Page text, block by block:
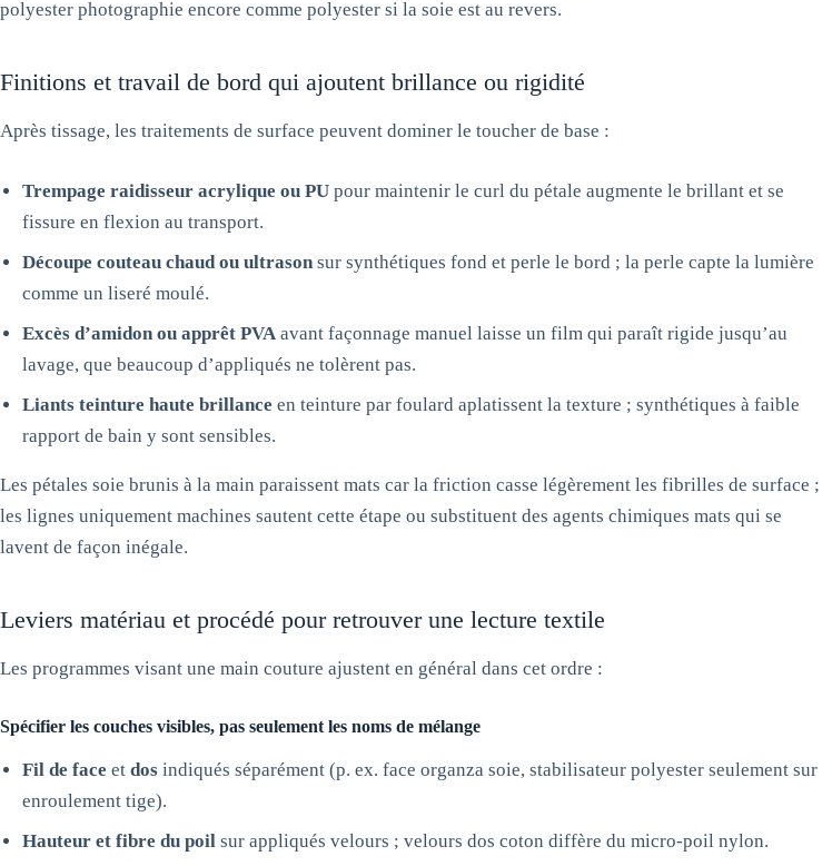
polyester photographie encore comme polyester si la soie est au revers.
Finitions et travail de bord qui ajoutent brillance ou rigidité
Après tissage, les traitements de surface peuvent dominer le toucher de base :
Trempage raidisseur acrylique ou PU pour maintenir le curl du pétale augmente le brillant et se
fissure en flexion au transport.
Découpe couteau chaud ou ultrason sur synthétiques fond et perle le bord ; la perle capte la lumière
comme un liseré moulé.
Excès d’amidon ou apprêt PVA avant façonnage manuel laisse un film qui paraît rigide jusqu’au
lavage, que beaucoup d’appliqués ne tolèrent pas.
Liants teinture haute brillance en teinture par foulard aplatissent la texture ; synthétiques à faible
rapport de bain y sont sensibles.
Les pétales soie brunis à la main paraissent mats car la friction casse légèrement les fibrilles de surface ;
les lignes uniquement machines sautent cette étape ou substituent des agents chimiques mats qui se
lavent de façon inégale.
Leviers matériau et procédé pour retrouver une lecture textile
Les programmes visant une main couture ajustent en général dans cet ordre :
Spécifier les couches visibles, pas seulement les noms de mélange
Fil de face et dos indiqués séparément (p. ex. face organza soie, stabilisateur polyester seulement sur
enroulement tige).
Hauteur et fibre du poil sur appliqués velours ; velours dos coton diffère du micro-poil nylon.